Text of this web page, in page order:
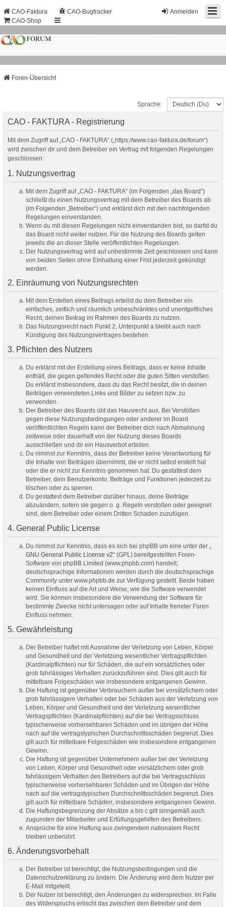
Anmelden
CAO-Faktura
CAO-Bugtracker
CAO-Shop
Foren-Übersicht
Sprache:
CAO - FAKTURA - Registrierung
Mit dem Zugriff auf „CAO - FAKTURA“ („https://www.cao-faktura.de/forum“)
wird zwischen dir und dem Betreiber ein Vertrag mit folgenden Regelungen
geschlossen:
1. Nutzungsvertrag
Mit dem Zugriff auf „CAO - FAKTURA“ (im Folgenden „das Board“)
schließt du einen Nutzungsvertrag mit dem Betreiber des Boards ab
(im Folgenden „Betreiber“) und erklärst dich mit den nachfolgenden
Regelungen einverstanden.
Wenn du mit diesen Regelungen nicht einverstanden bist, so darfst du
das Board nicht weiter nutzen. Für die Nutzung des Boards gelten
jeweils die an dieser Stelle veröffentlichten Regelungen.
Der Nutzungsvertrag wird auf unbestimmte Zeit geschlossen und kann
von beiden Seiten ohne Einhaltung einer Frist jederzeit gekündigt
werden.
2. Einräumung von Nutzungsrechten
Mit dem Erstellen eines Beitrags erteilst du dem Betreiber ein
einfaches, zeitlich und räumlich unbeschränktes und unentgeltliches
Recht, deinen Beitrag im Rahmen des Boards zu nutzen.
Das Nutzungsrecht nach Punkt 2, Unterpunkt a bleibt auch nach
Kündigung des Nutzungsvertrages bestehen.
3. Pflichten des Nutzers
Du erklärst mit der Erstellung eines Beitrags, dass er keine Inhalte
enthält, die gegen geltendes Recht oder die guten Sitten verstoßen.
Du erklärst insbesondere, dass du das Recht besitzt, die in deinen
Beiträgen verwendeten Links und Bilder zu setzen bzw. zu
verwenden.
Der Betreiber des Boards übt das Hausrecht aus. Bei Verstößen
gegen diese Nutzungsbedingungen oder anderer im Board
veröffentlichten Regeln kann der Betreiber dich nach Abmahnung
zeitweise oder dauerhaft von der Nutzung dieses Boards
ausschließen und dir ein Hausverbot erteilen.
Du nimmst zur Kenntnis, dass der Betreiber keine Verantwortung für
die Inhalte von Beiträgen übernimmt, die er nicht selbst erstellt hat
oder die er nicht zur Kenntnis genommen hat. Du gestattest dem
Betreiber, dein Benutzerkonto, Beiträge und Funktionen jederzeit zu
löschen oder zu sperren.
Du gestattest dem Betreiber darüber hinaus, deine Beiträge
abzuändern, sofern sie gegen o. g. Regeln verstoßen oder geeignet
sind, dem Betreiber oder einem Dritten Schaden zuzufügen.
4. General Public License
Du nimmst zur Kenntnis, dass es sich bei phpBB um eine unter der „
GNU General Public License v2“ (GPL) bereitgestellten Foren-
Software von phpBB Limited (www.phpbb.com) handelt;
deutschsprachige Informationen werden durch die deutschsprachige
Community unter www.phpbb.de zur Verfügung gestellt. Beide haben
keinen Einfluss auf die Art und Weise, wie die Software verwendet
wird. Sie können insbesondere die Verwendung der Software für
bestimmte Zwecke nicht untersagen oder auf Inhalte fremder Foren
Einfluss nehmen.
5. Gewährleistung
Der Betreiber haftet mit Ausnahme der Verletzung von Leben, Körper
und Gesundheit und der Verletzung wesentlicher Vertragspflichten
(Kardinalpflichten) nur für Schäden, die auf ein vorsätzliches oder
grob fahrlässiges Verhalten zurückzuführen sind. Dies gilt auch für
mittelbare Folgeschäden wie insbesondere entgangenen Gewinn.
Die Haftung ist gegenüber Verbrauchern außer bei vorsätzlichem oder
grob fahrlässigem Verhalten oder bei Schäden aus der Verletzung von
Leben, Körper und Gesundheit und der Verletzung wesentlicher
Vertragspflichten (Kardinalpflichten) auf die bei Vertragsschluss
typischerweise vorhersehbaren Schäden und im übrigen der Höhe
nach auf die vertragstypischen Durchschnittsschäden begrenzt. Dies
gilt auch für mittelbare Folgeschäden wie insbesondere entgangenen
Gewinn.
Die Haftung ist gegenüber Unternehmern außer bei der Verletzung
von Leben, Körper und Gesundheit oder vorsätzlichem oder grob
fahrlässigem Verhalten des Betreibers auf die bei Vertragsschluss
typischerweise vorhersehbaren Schäden und im Übrigen der Höhe
nach auf die vertragstypischen Durchschnittsschäden begrenzt. Dies
gilt auch für mittelbare Schäden, insbesondere entgangenen Gewinn.
Die Haftungsbegrenzung der Absätze a bis c gilt sinngemäß auch
zugunsten der Mitarbeiter und Erfüllungsgehilfen des Betreibers.
Ansprüche für eine Haftung aus zwingendem nationalem Recht
bleiben unberührt.
6. Änderungsvorbehalt
Der Betreiber ist berechtigt, die Nutzungsbedingungen und die
Datenschutzerklärung zu ändern. Die Änderung wird dem Nutzer per
E-Mail mitgeteilt.
Der Nutzer ist berechtigt, den Änderungen zu widersprechen. Im Falle
des Widerspruchs erlischt das zwischen dem Betreiber und dem